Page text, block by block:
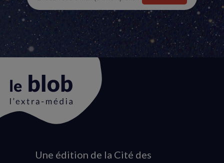
Animation
Une édition de la Cité des